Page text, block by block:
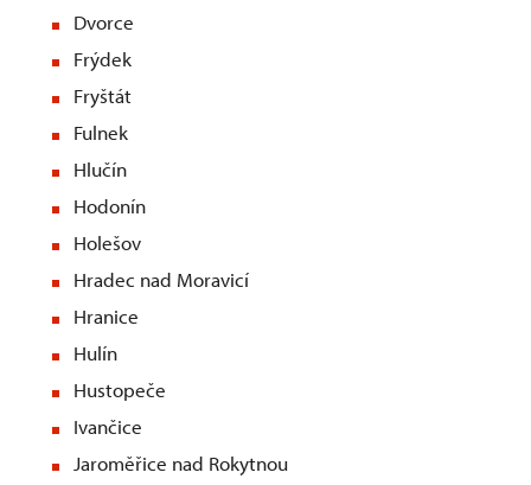
Dvorce
Frýdek
Fryštát
Fulnek
Hlučín
Hodonín
Holešov
Hradec nad Moravicí
Hranice
Hulín
Hustopeče
Ivančice
Jaroměřice nad Rokytnou